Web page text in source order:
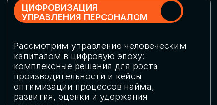
СКАЧАТЬ
ПРОГРАММУ
КОНФЕРЕНЦИИ